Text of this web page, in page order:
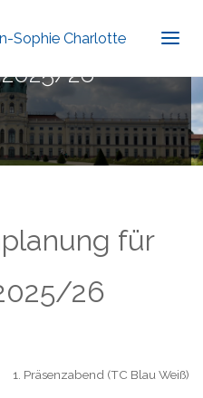
Sophie Charlotte
26
für
26
(TC Blau Weiß)